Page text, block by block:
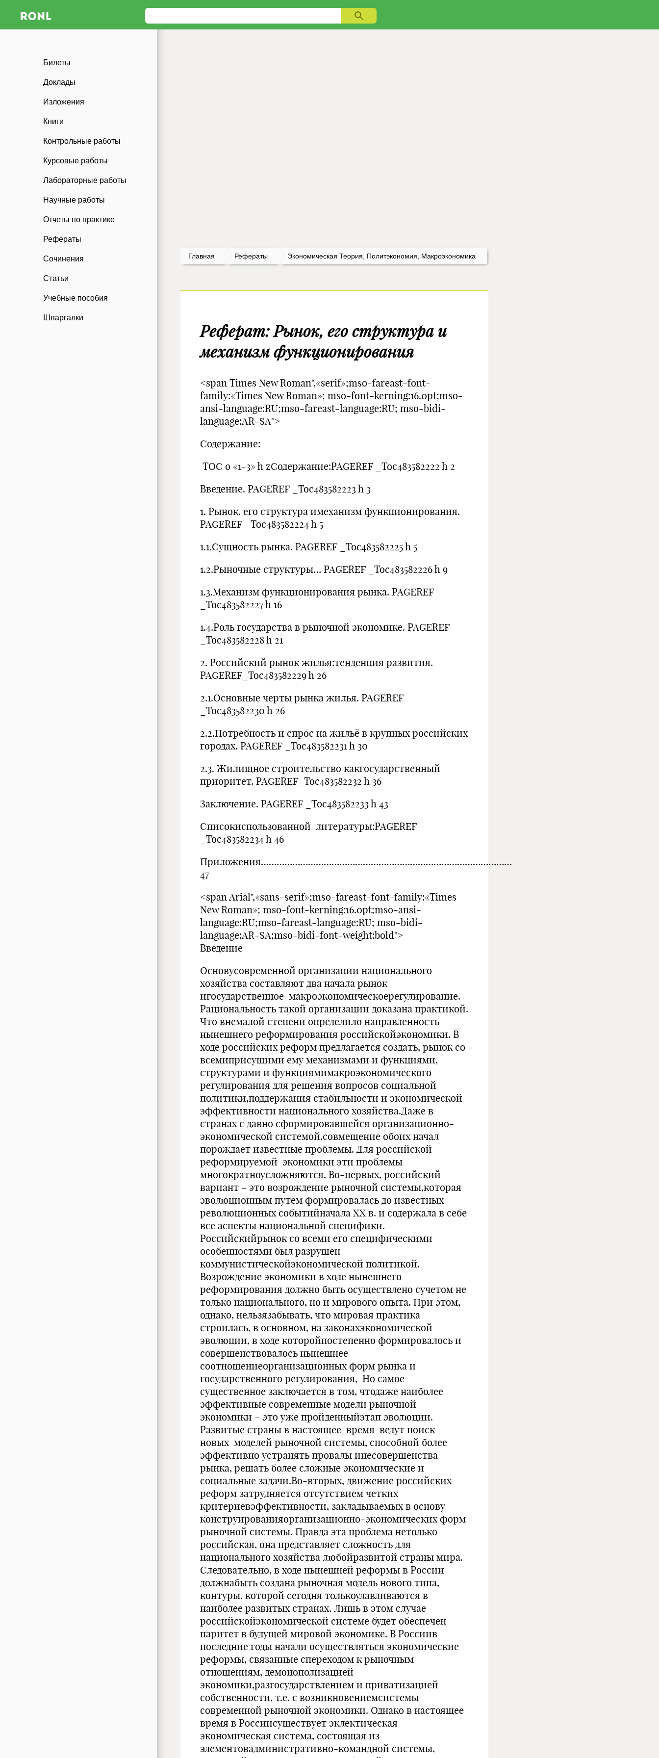
Билеты
Доклады
Изложения
Книги
Контрольные работы
Курсовые работы
Лабораторные работы
Научные работы
Отчеты по практике
Рефераты
Сочинения
Статьи
Учебные пособия
Шпаргалки
Главная Рефераты Экономическая Теория, Политэкономия, Макроэкономика
Реферат: Рынок, его структура и
механизм функционирования
<span Times New Roman",«serif»;mso-fareast-font-
family:«Times New Roman»; mso-font-kerning:16.0pt;mso-
ansi-language:RU;mso-fareast-language:RU; mso-bidi-
language:AR-SA">
Содержание:
TOC o «1-3» h zСодержание:PAGEREF _Toc483582222 h 2
Введение. PAGEREF _Toc483582223 h 3
1. Рынок, его структура имеханизм функционирования.
PAGEREF _Toc483582224 h 5
1.1.Сущность рынка. PAGEREF _Toc483582225 h 5
1.2.Рыночные структуры… PAGEREF _Toc483582226 h 9
1.3.Механизм функционирования рынка. PAGEREF
_Toc483582227 h 16
1.4.Роль государства в рыночной экономике. PAGEREF
_Toc483582228 h 21
2. Российский рынок жилья:тенденция развития.
PAGEREF_Toc483582229 h 26
2.1.Основные черты рынка жилья. PAGEREF
_Toc483582230 h 26
2.2.Потребность и спрос на жильё в крупных российских
городах. PAGEREF _Toc483582231 h 30
2.3. Жилищное строительство какгосударственный
приоритет. PAGEREF_Toc483582232 h 36
Заключение. PAGEREF _Toc483582233 h 43
Списокиспользованной литературы:PAGEREF
_Toc483582234 h 46
Приложения……………………………………………………………………………………
47
<span Arial",«sans-serif»;mso-fareast-font-family:«Times
New Roman»; mso-font-kerning:16.0pt;mso-ansi-
language:RU;mso-fareast-language:RU; mso-bidi-
language:AR-SA;mso-bidi-font-weight:bold">
Введение
Основусовременной организации национального
хозяйства составляют два начала рынок
игосударственное макроэкономическоерегулирование.
Рациональность такой организации доказана практикой.
Что внемалой степени определило направленность
нынешнего реформирования российскойэкономики. В
ходе российских реформ предлагается создать, рынок со
всемиприсущими ему механизмами и функциями,
структурами и функциямимакроэкономического
регулирования для решения вопросов социальной
политики,поддержания стабильности и экономической
эффективности национального хозяйства.Даже в
странах с давно сформировавшейся организационно-
экономической системой,совмещение обоих начал
порождает известные проблемы. Для российской
реформируемой экономики эти проблемы
многократноусложняются. Во-первых, российский
вариант – это возрождение рыночной системы,которая
эволюционным путем формировалась до известных
революционных событийначала ХХ в. и содержала в себе
все аспекты национальной специфики.
Российскийрынок со всеми его специфическими
особенностями был разрушен
коммунистическойэкономической политикой.
Возрождение экономики в ходе нынешнего
реформирования должно быть осуществлено сучетом не
только национального, но и мирового опыта. При этом,
однако, нельзязабывать, что мировая практика
строилась, в основном, на законахэкономической
эволюции, в ходе которойпостепенно формировалось и
совершенствовалось нынешнее
соотношениеорганизационных форм рынка и
государственного регулирования, Но самое
существенное заключается в том, чтодаже наиболее
эффективные современные модели рыночной
экономики – это уже пройденныйэтап эволюции.
Развитые страны в настоящее время ведут поиск
новых моделей рыночной системы, способной более
эффективно устранять провалы инесовершенства
рынка, решать более сложные экономические и
социальные задачи.Во-вторых, движение российских
реформ затрудняется отсутствием четких
критериевэффективности, закладываемых в основу
конструированияорганизационно-экономических форм
рыночной системы. Правда эта проблема нетолько
российская, она представляет сложность для
национального хозяйства любойразвитой страны мира.
Следовательно, в ходе нынешней реформы в России
должнабыть создана рыночная модель нового типа,
контуры, которой сегодня толькоулавливаются в
наиболее развитых странах. Лишь в этом случае
российскойэкономической системе будет обеспечен
паритет в будущей мировой экономике. В Россиив
последние годы начали осуществляться экономические
реформы, связанные спереходом к рыночным
отношениям, демонополизацией
экономики,разгосударствлением и приватизацией
собственности, т.е. с возникновениемсистемы
современной рыночной экономики. Однако в настоящее
время в Россиисуществует эклектическая
экономическая система, состоящая из
элементовадминистративно-командной системы,